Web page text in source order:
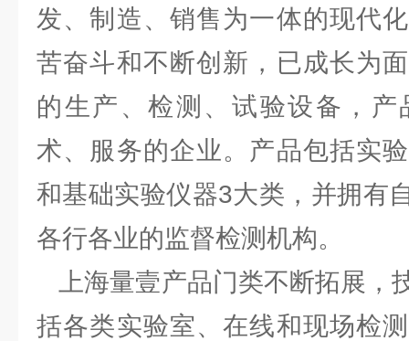
发、制造、销售为一体的现代
苦奋斗和不断创新，已成长为
的生产、检测、试验设备，
术、服务的企业。产品包括实
和基础实验仪器3大类，并拥有
各行各业的监督检测机构。
上海量壹产品门类不断拓展，
括各类实验室、在线和现场检